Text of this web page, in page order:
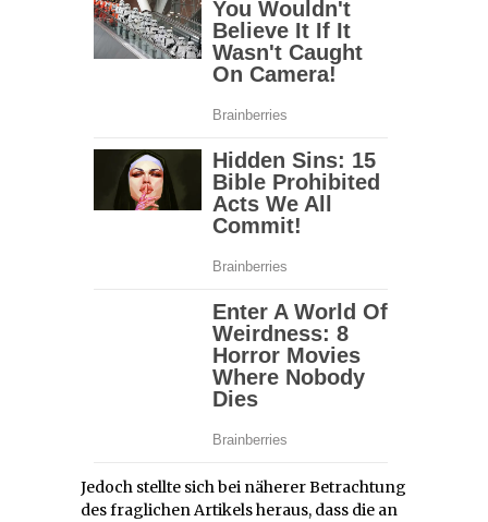
Jedoch stellte sich bei näherer Betrachtung
des fraglichen Artikels heraus, dass die an